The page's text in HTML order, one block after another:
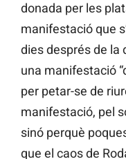
donada per les
manifestació que
dies després de la
una manifestació
per petar-se de
manifestació, pel
sinó perquè
que el caos de